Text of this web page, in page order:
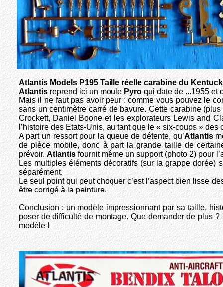
Atlantis Models P195 Taille réelle carabine du
Atlantisreprend ici un moule Pyroqui date de ...1955 et
Mais il ne faut pas avoir peur : comme vous pouvez le
sans un centimètre carré de bavure. Cette carabine
Crockett, Daniel Boone et les explorateurs Lewis and
l’histoire des Etats-Unis, au tant que le « six-coups » des
A part un ressort pour la queue de détente, qu’Atlantis
de pièce mobile, donc à part la grande taille de
prévoir. Atlantisfournit même un support (photo 2) pour
Les multiples éléments décoratifs (sur la grappe dorée)
séparément.
Le seul point qui peut choquer c’est l’aspect bien lisse
être corrigé à la peinture.
Conclusion : un modèle impressionnant par sa taille,
poser de difficulté de montage. Que demander de plus
modèle !